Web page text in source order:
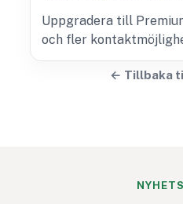
Uppgradera till
och fler
← Tillbaka